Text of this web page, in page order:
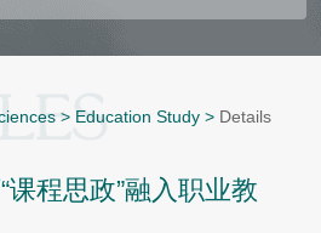
> Education Study > Details
课程思政”融入职业教